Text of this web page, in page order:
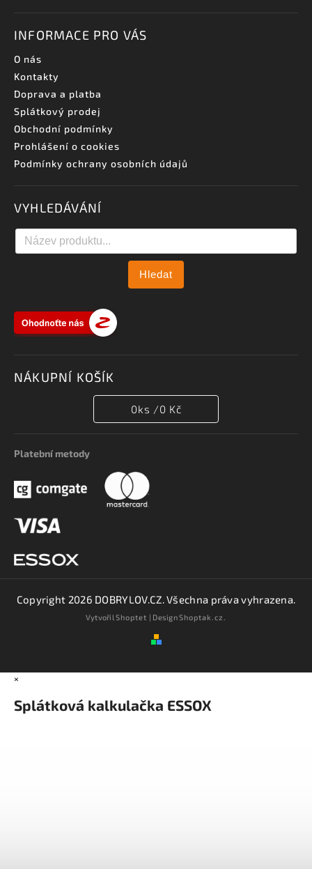
INFORMACE PRO VÁS
O nás
Kontakty
Doprava a platba
Splátkový prodej
Obchodní podmínky
Prohlášení o cookies
Podmínky ochrany osobních údajů
VYHLEDÁVÁNÍ
Hledat
NÁKUPNÍ KOŠÍK
0ks /0 Kč
Platební metody
Copyright 2026 DOBRYLOV.CZ. Všechna práva vyhrazena.
VytvořilShoptet | DesignShoptak.cz.
×
Splátková kalkulačka ESSOX